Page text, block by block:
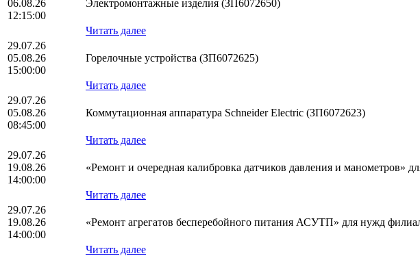
06.08.26
12:15:00
Электромонтажные изделия (ЗП6072650)
Читать далее
29.07.26
05.08.26
15:00:00
Горелочные устройства (ЗП6072625)
Читать далее
29.07.26
05.08.26
08:45:00
Коммутационная аппаратура Schneider Electric (ЗП6072623)
Читать далее
29.07.26
19.08.26
14:00:00
«Ремонт и очередная калибровка датчиков давления и
Читать далее
29.07.26
19.08.26
14:00:00
«Ремонт агрегатов бесперебойного питания АСУТП» для нужд
Читать далее